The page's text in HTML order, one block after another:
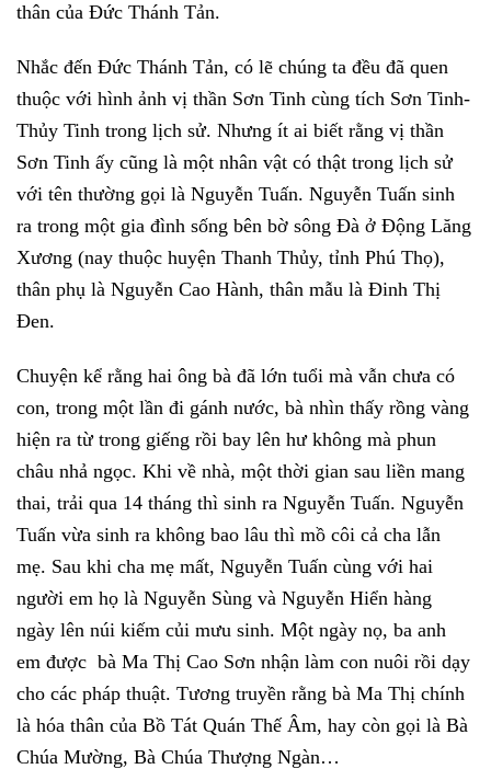
thân của Đức Thánh Tản.
Nhắc đến Đức Thánh Tản, có lẽ chúng ta đều đã quen
thuộc với hình ảnh vị thần Sơn Tinh cùng tích Sơn Tinh-
Thủy Tinh trong lịch sử. Nhưng ít ai biết rằng vị thần
Sơn Tinh ấy cũng là một nhân vật có thật trong lịch sử
với tên thường gọi là Nguyễn Tuấn. Nguyễn Tuấn sinh
ra trong một gia đình sống bên bờ sông Đà ở Động Lăng
Xương (nay thuộc huyện Thanh Thủy, tỉnh Phú Thọ),
thân phụ là Nguyễn Cao Hành, thân mẫu là Đinh Thị
Đen.
Chuyện kể rằng hai ông bà đã lớn tuổi mà vẫn chưa có
con, trong một lần đi gánh nước, bà nhìn thấy rồng vàng
hiện ra từ trong giếng rồi bay lên hư không mà phun
châu nhả ngọc. Khi về nhà, một thời gian sau liền mang
thai, trải qua 14 tháng thì sinh ra Nguyễn Tuấn. Nguyễn
Tuấn vừa sinh ra không bao lâu thì mồ côi cả cha lẫn
mẹ. Sau khi cha mẹ mất, Nguyễn Tuấn cùng với hai
người em họ là Nguyễn Sùng và Nguyễn Hiển hàng
ngày lên núi kiếm củi mưu sinh. Một ngày nọ, ba anh
em được bà Ma Thị Cao Sơn nhận làm con nuôi rồi dạy
cho các pháp thuật. Tương truyền rằng bà Ma Thị chính
là hóa thân của Bồ Tát Quán Thế Âm, hay còn gọi là Bà
Chúa Mường, Bà Chúa Thượng Ngàn…